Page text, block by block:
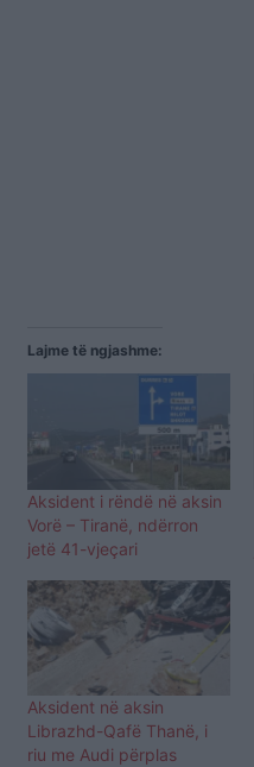
Lajme të ngjashme:
Aksident i rëndë në aksin
Vorë – Tiranë, ndërron
jetë 41-vjeçari
Aksident në aksin
Librazhd-Qafë Thanë, i
riu me Audi përplas